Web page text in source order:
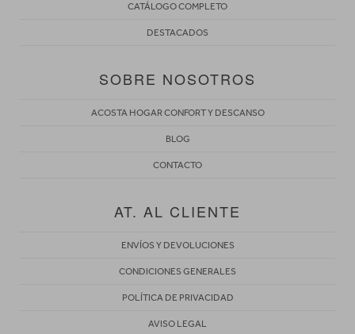
CATÁLOGO COMPLETO
DESTACADOS
SOBRE NOSOTROS
ACOSTA HOGAR CONFORT Y DESCANSO
BLOG
CONTACTO
AT. AL CLIENTE
ENVÍOS Y DEVOLUCIONES
CONDICIONES GENERALES
POLÍTICA DE PRIVACIDAD
AVISO LEGAL